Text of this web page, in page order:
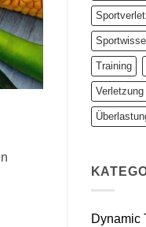
Training
Verletzung
Dynamic